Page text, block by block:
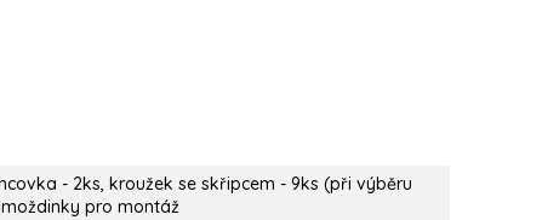
- 2ks, kroužek se skřipcem - 9ks (při výběru
pro montáž